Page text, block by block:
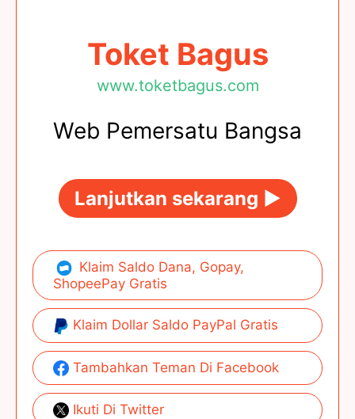
Toket Bagus
www.toketbagus.com
Web Pemersatu Bangsa
Lanjutkan sekarang ►
Klaim Saldo Dana, Gopay,
ShopeePay Gratis
Klaim Dollar Saldo PayPal Gratis
Tambahkan Teman Di Facebook
Ikuti Di Twitter